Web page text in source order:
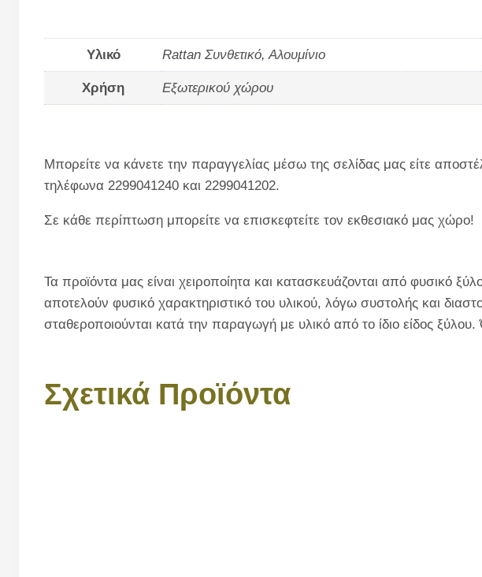
Υλικό Rattan Συνθετικό, Αλουμίνιο
Χρήση Εξωτερικού χώρου
Μπορείτε να κάνετε την παραγγελίας μέσω της σελίδας μας είτε
τηλέφωνα 2299041240 και 2299041202.
Σε κάθε περίπτωση μπορείτε να επισκεφτείτε τον εκθεσιακό μας χώρο!
Τα προϊόντα μας είναι χειροποίητα και κατασκευάζονται από φυσικό
αποτελούν φυσικό χαρακτηριστικό του υλικού, λόγω συστολής και
σταθεροποιούνται κατά την παραγωγή με υλικό από το ίδιο είδος
Σχετικά Προϊόντα